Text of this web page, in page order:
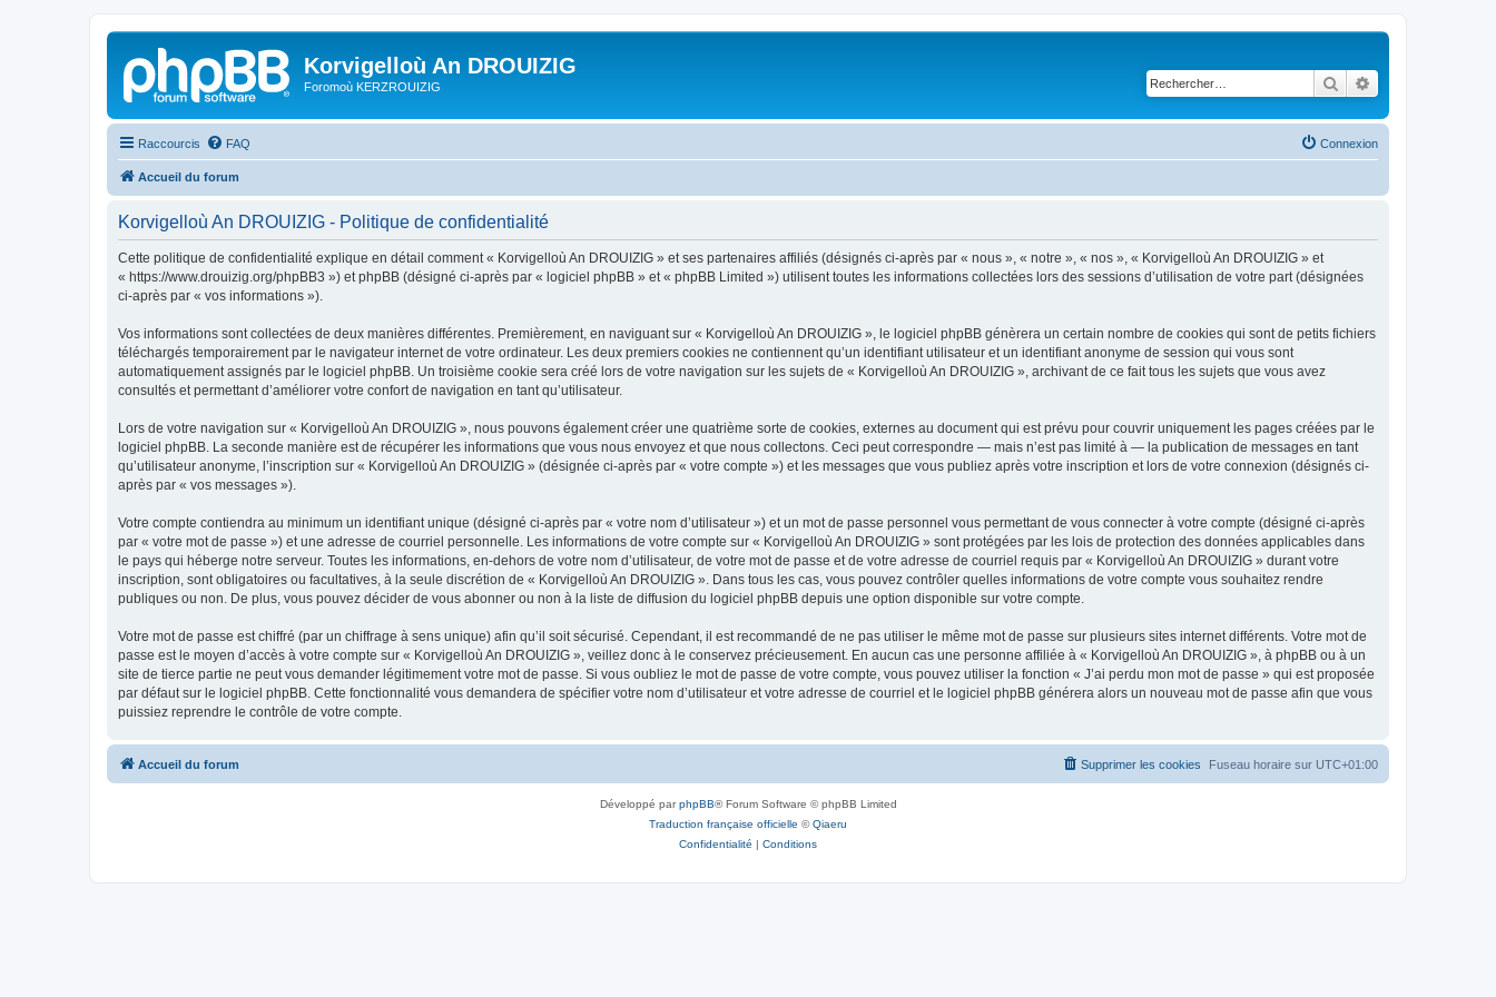
Korvigelloù An DROUIZIG
Foromoù KERZROUIZIG Rechercher
Raccourcis FAQ Connexion
Accueil du forum
Korvigelloù An DROUIZIG - Politique de confidentialité
Cette politique de confidentialité explique en détail comment « Korvigelloù An DROUIZIG » et ses partenaires affiliés (désignés ci-après par « nous », « notre », « nos », « Korvigelloù An DROUIZIG » et
« https://www.drouizig.org/phpBB3 ») et phpBB (désigné ci-après par « logiciel phpBB » et « phpBB Limited ») utilisent toutes les informations collectées lors des sessions d’utilisation de votre part (désignées
ci-après par « vos informations »).
Vos informations sont collectées de deux manières différentes. Premièrement, en naviguant sur « Korvigelloù An DROUIZIG », le logiciel phpBB génèrera un certain nombre de cookies qui sont de petits fichiers
téléchargés temporairement par le navigateur internet de votre ordinateur. Les deux premiers cookies ne contiennent qu’un identifiant utilisateur et un identifiant anonyme de session qui vous sont
automatiquement assignés par le logiciel phpBB. Un troisième cookie sera créé lors de votre navigation sur les sujets de « Korvigelloù An DROUIZIG », archivant de ce fait tous les sujets que vous avez
consultés et permettant d’améliorer votre confort de navigation en tant qu’utilisateur.
Lors de votre navigation sur « Korvigelloù An DROUIZIG », nous pouvons également créer une quatrième sorte de cookies, externes au document qui est prévu pour couvrir uniquement les pages créées par le
logiciel phpBB. La seconde manière est de récupérer les informations que vous nous envoyez et que nous collectons. Ceci peut correspondre — mais n’est pas limité à — la publication de messages en tant
qu’utilisateur anonyme, l’inscription sur « Korvigelloù An DROUIZIG » (désignée ci-après par « votre compte ») et les messages que vous publiez après votre inscription et lors de votre connexion (désignés ci-
après par « vos messages »).
Votre compte contiendra au minimum un identifiant unique (désigné ci-après par « votre nom d’utilisateur ») et un mot de passe personnel vous permettant de vous connecter à votre compte (désigné ci-après
par « votre mot de passe ») et une adresse de courriel personnelle. Les informations de votre compte sur « Korvigelloù An DROUIZIG » sont protégées par les lois de protection des données applicables dans
le pays qui héberge notre serveur. Toutes les informations, en-dehors de votre nom d’utilisateur, de votre mot de passe et de votre adresse de courriel requis par « Korvigelloù An DROUIZIG » durant votre
inscription, sont obligatoires ou facultatives, à la seule discrétion de « Korvigelloù An DROUIZIG ». Dans tous les cas, vous pouvez contrôler quelles informations de votre compte vous souhaitez rendre
publiques ou non. De plus, vous pouvez décider de vous abonner ou non à la liste de diffusion du logiciel phpBB depuis une option disponible sur votre compte.
Votre mot de passe est chiffré (par un chiffrage à sens unique) afin qu’il soit sécurisé. Cependant, il est recommandé de ne pas utiliser le même mot de passe sur plusieurs sites internet différents. Votre mot de
passe est le moyen d’accès à votre compte sur « Korvigelloù An DROUIZIG », veillez donc à le conservez précieusement. En aucun cas une personne affiliée à « Korvigelloù An DROUIZIG », à phpBB ou à un
site de tierce partie ne peut vous demander légitimement votre mot de passe. Si vous oubliez le mot de passe de votre compte, vous pouvez utiliser la fonction « J’ai perdu mon mot de passe » qui est proposée
par défaut sur le logiciel phpBB. Cette fonctionnalité vous demandera de spécifier votre nom d’utilisateur et votre adresse de courriel et le logiciel phpBB générera alors un nouveau mot de passe afin que vous
puissiez reprendre le contrôle de votre compte.
Accueil du forum Fuseau horaire sur UTC+01:00
Supprimer les cookies
Développé parphpBB® Forum Software © phpBB Limited
Traduction française officielle ©Qiaeru
Confidentialité | Conditions